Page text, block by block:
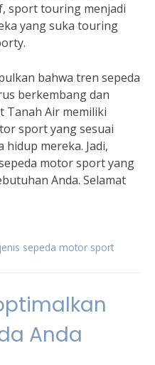
sport touring menjadi
yang suka touring
bahwa tren sepeda
berkembang dan
Tanah Air memiliki
sport yang sesuai
mereka. Jadi,
motor sport yang
Anda. Selamat
jenis sepeda motor sport
Anda